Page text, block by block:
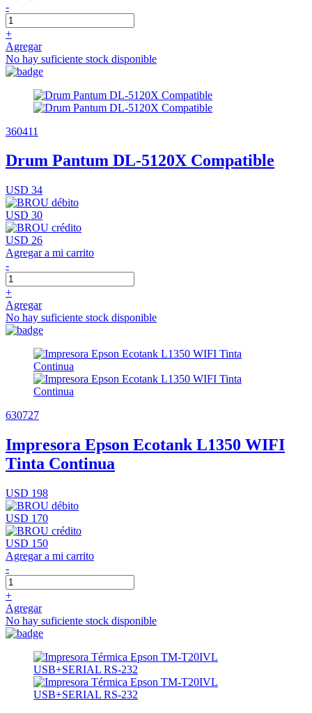
-
+
Agregar
No hay suficiente stock disponible
360411
Drum Pantum DL-5120X Compatible
USD 34
USD 30
USD 26
Agregar a mi carrito
-
+
Agregar
No hay suficiente stock disponible
630727
Impresora Epson Ecotank L1350 WIFI
Tinta Continua
USD 198
USD 170
USD 150
Agregar a mi carrito
-
+
Agregar
No hay suficiente stock disponible